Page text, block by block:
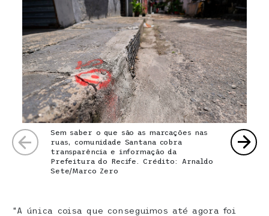
Sem saber o que são as marcações nas
ruas, comunidade Santana cobra
transparência e informação da
Prefeitura do Recife. Crédito: Arnaldo
Sete/Marco Zero
“A única coisa que conseguimos até agora foi